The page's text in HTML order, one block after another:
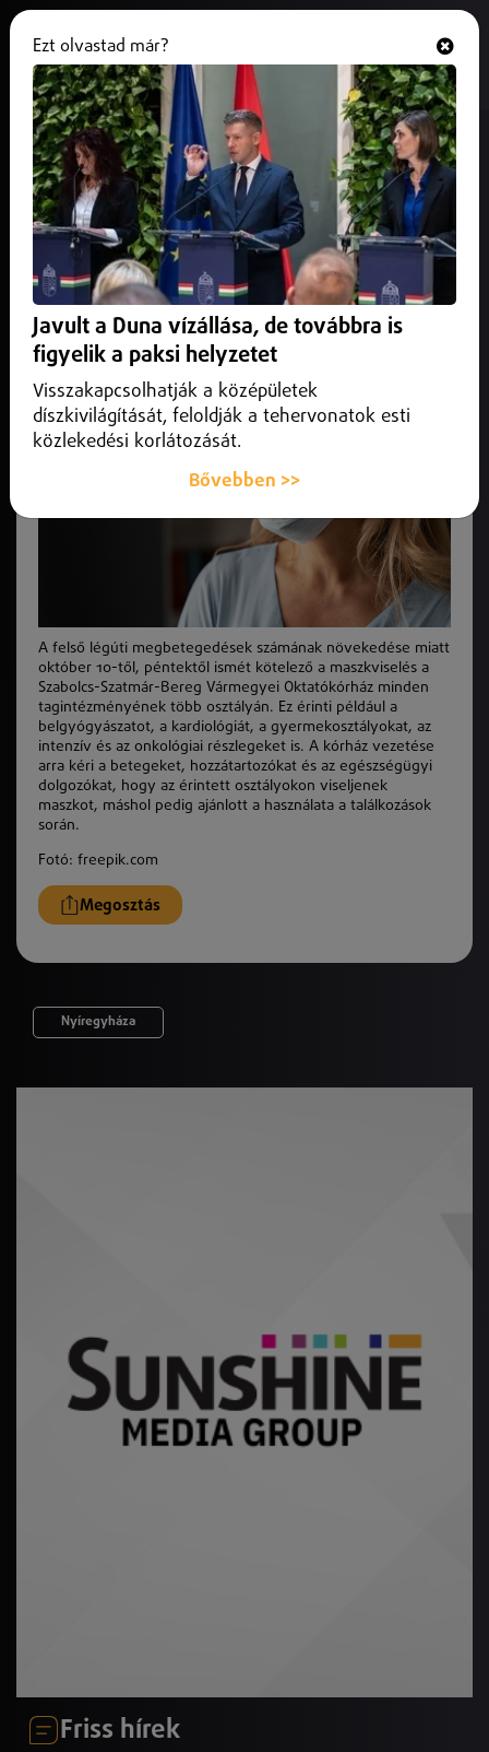
Kötelező a maszkviselés több
osztályon az Oktatókórházban!
2025. október 10.Nyíregyháza
Ismét kötelező a maszkviselés a Szabolcs-Szatmár-Bereg
osztályán.
A felső légúti megbetegedések számának növekedése miatt
október 10-től, péntektől ismét kötelező a maszkviselés a
Szabolcs-Szatmár-Bereg Vármegyei Oktatókórház minden
tagintézményének több osztályán. Ez érinti például a
belgyógyászatot, a kardiológiát, a gyermekosztályokat, az
intenzív és az onkológiai részlegeket is. A kórház vezetése
arra kéri a betegeket, hozzátartozókat és az egészségügyi
dolgozókat, hogy az érintett osztályokon viseljenek
maszkot, máshol pedig ajánlott a használata a találkozások
során.
Fotó: freepik.com
Megosztás
Nyíregyháza
Friss hírek
Ezt olvastad már?
Javult a Duna vízállása, de továbbra is
figyelik a paksi helyzetet
Visszakapcsolhatják a középületek
díszkivilágítását, feloldják a tehervonatok esti
közlekedési korlátozását.
Bővebben >>